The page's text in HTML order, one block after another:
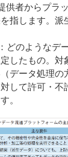
者からプラ
指します。派
のようなデ
したもの。対
データ処理の
して許可・不
。